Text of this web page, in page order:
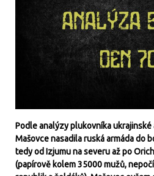
Podle analýzy plukovníka ukrajinské
Mašovce nasadila ruská armáda do
tedy od Izjumu na severu až po
(papírově kolem 35000 mužů,